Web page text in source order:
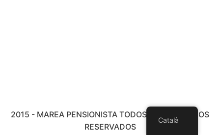
2015 - MAREA PENSIONISTA TODOS LOS DERECHOS
RESERVADOS
Català